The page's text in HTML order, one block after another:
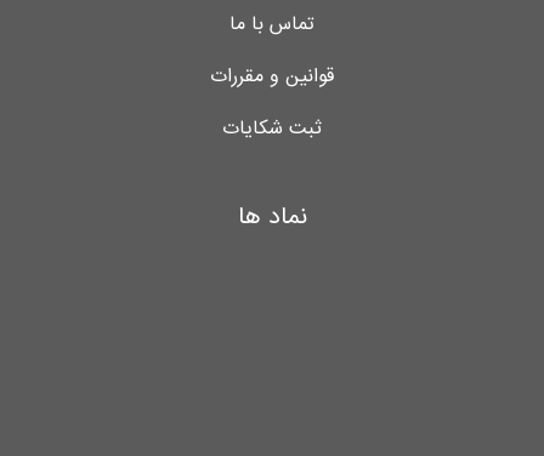
تماس با ما
قوانین و مقررات
ثبت شکایات
نماد ها